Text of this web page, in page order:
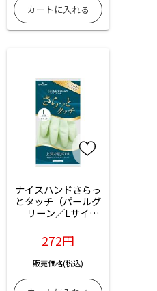
ナイスハンドさらっ
とタッチ（パールグ
リーン／Lサイ
272円
販売価格(税込)